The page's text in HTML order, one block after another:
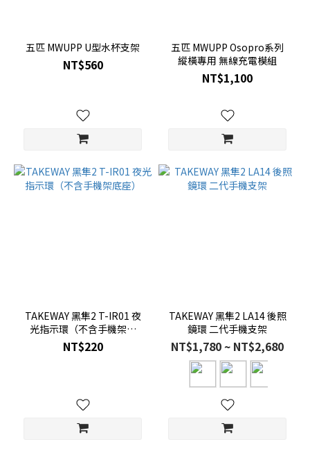
五匹 MWUPP U型水杯支架
NT$560
五匹 MWUPP Osopro系列
縱橫專用 無線充電模組
NT$1,100
TAKEWAY 黑隼2 T-IR01 夜
光指示環（不含手機架底
座）
NT$220
TAKEWAY 黑隼2 LA14 後照
鏡環 二代手機支架
NT$1,780 ~ NT$2,680